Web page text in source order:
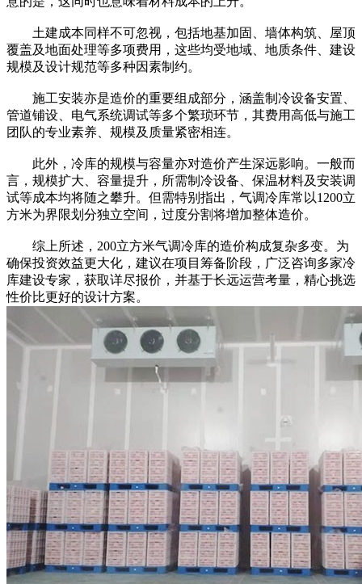
土建成本同样不可忽视，包括地基加固、墙体构筑、屋顶
覆盖及地面处理等多项费用，这些均受地域、地质条件、建设
规模及设计规范等多种因素制约。
施工安装亦是造价的重要组成部分，涵盖制冷设备安置、
管道铺设、电气系统调试等多个繁琐环节，其费用高低与施工
团队的专业素养、规模及质量紧密相连。
此外，冷库的规模与容量亦对造价产生深远影响。一般而
言，规模扩大、容量提升，所需制冷设备、保温材料及安装调
试等成本均将随之攀升。但需特别指出，气调冷库常以1200立
方米为界限划分独立空间，过度分割将增加整体造价。
综上所述，200立方米气调冷库的造价构成复杂多变。为
确保投资效益更大化，建议在项目筹备阶段，广泛咨询多家冷
库建设专家，获取详尽报价，并基于长远运营考量，精心挑选
性价比更好的设计方案。